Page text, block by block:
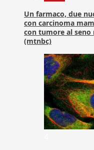
Un farmaco, due
con carcinoma
con tumore al
(mtnbc)